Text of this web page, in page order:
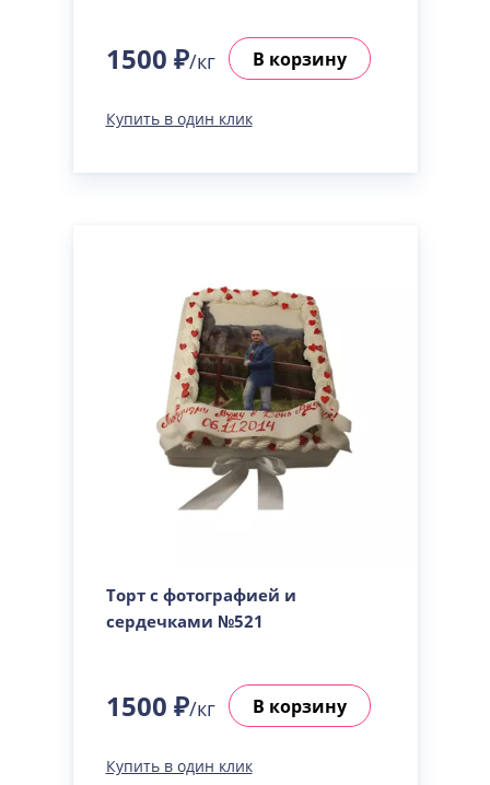
1500 ₽/кг В корзину
Купить в один клик
Торт с фотографией и
сердечками №521
1500 ₽/кг В корзину
Купить в один клик